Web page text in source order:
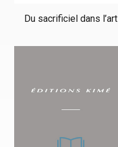
Du sacrificiel dans l’art